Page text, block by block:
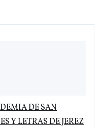
DE SAN
Y LETRAS DE JEREZ